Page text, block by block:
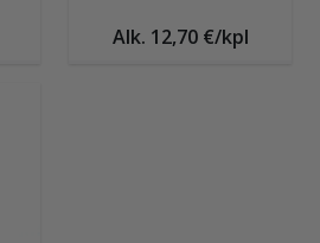
Alk. 12,70 €/kpl